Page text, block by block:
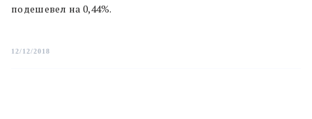
подешевел на 0,44%.
12/12/2018